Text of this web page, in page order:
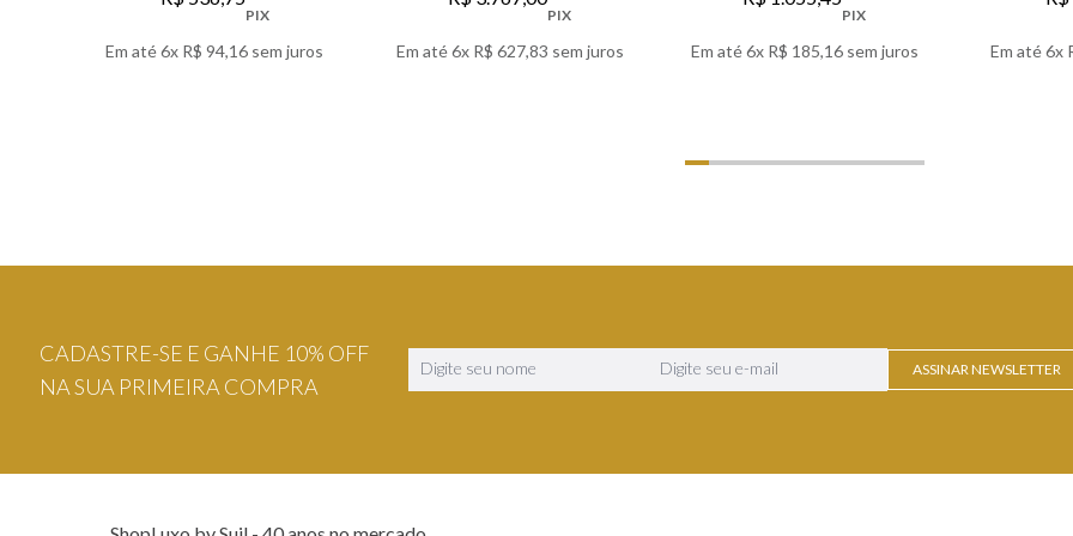
PIX
Em até6x R$ 94,16 sem juros
PIX
Em até6x R$ 627,83 sem juros
PIX
Em até6x R$ 185,16sem juros Em até6x
CADASTRE-SE E GANHE 10% OFF
NA SUA PRIMEIRA COMPRA
ASSINAR NEWSLETTER